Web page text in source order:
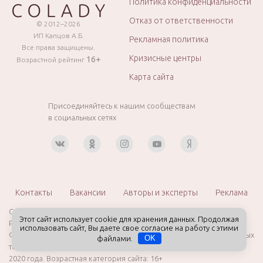
© 2012–2026
ИП Капцов А.Б.
Все права защищены.
Возрастной рейтинг 16+
Политика конфиденциальности
Отказ от ответственности
Рекламная политика
Кризисные центры
Карта сайта
Присоединяйтесь к нашим сообществам
в социальных сетях
Контакты Вакансии Авторы и эксперты Реклама
Сетевое издание «Colady.RU» (Колэди.РУ)
Регистрационный номерСМИ ЭЛ № ФС 77 - 78961, выдано
Федеральной службой по надзору в сфере связи, информационных
технологий и массовых коммуникаций (Роскомнадзор) 28 августа
2020 года. Возрастная категория сайта: 16+
Этот сайт использует cookie для хранения данных. Продолжая
использовать сайт, Вы даете свое согласие на работу с этими
файлами.
OK